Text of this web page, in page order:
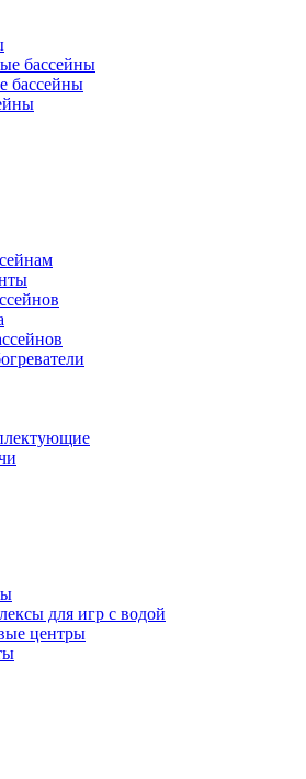
бассейны
бассейны
для игр с водой
центры